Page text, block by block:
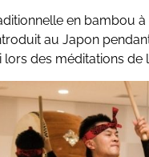
en bambou
au Japon
lors des méditations de